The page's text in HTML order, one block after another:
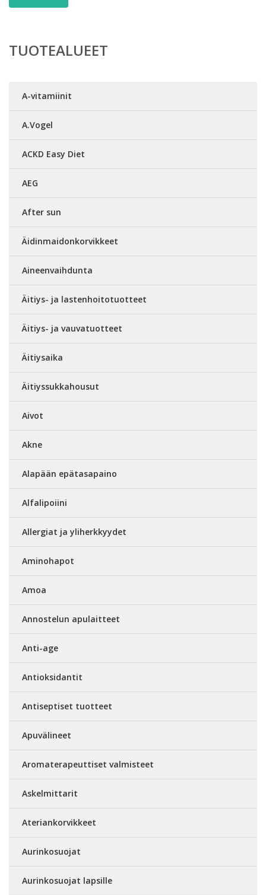
TUOTEALUEET
A-vitamiinit
A.Vogel
ACKD Easy Diet
AEG
After sun
Äidinmaidonkorvikkeet
Aineenvaihdunta
Äitiys- ja lastenhoitotuotteet
Äitiys- ja vauvatuotteet
Äitiysaika
Äitiyssukkahousut
Aivot
Akne
Alapään epätasapaino
Alfalipoiini
Allergiat ja yliherkkyydet
Aminohapot
Amoa
Annostelun apulaitteet
Anti-age
Antioksidantit
Antiseptiset tuotteet
Apuvälineet
Aromaterapeuttiset valmisteet
Askelmittarit
Ateriankorvikkeet
Aurinkosuojat
Aurinkosuojat lapsille